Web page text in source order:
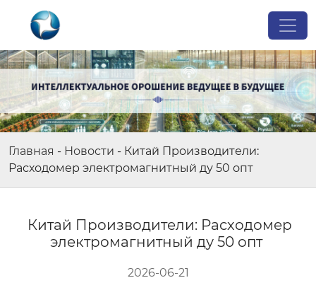
Главная - Новости - Китай Производители:
Расходомер электромагнитный ду 50 опт
Китай Производители: Расходомер
электромагнитный ду 50 опт
2026-06-21